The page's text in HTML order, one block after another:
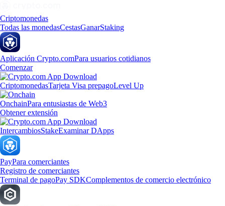
Criptomonedas
Todas las monedasCestasGanarStaking
Aplicación Crypto.comPara usuarios cotidianos
Comenzar
CriptomonedasTarjeta Visa prepagoLevel Up
OnchainPara entusiastas de Web3
Obtener extensión
IntercambiosStakeExaminar DApps
PayPara comerciantes
Registro de comerciantes
Terminal de pagoPay SDKComplementos de comercio electrónico